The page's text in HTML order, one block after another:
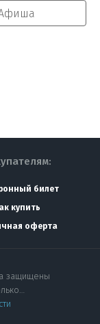
билет
купить
оферта
защищены